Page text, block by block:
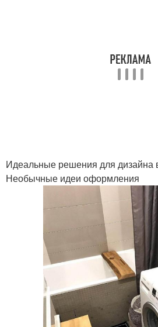
Идеальные решения для дизайна
Необычные идеи оформления